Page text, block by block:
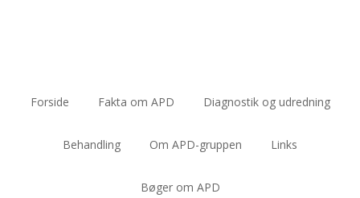
Forside Fakta om APD Diagnostik og udredning
Behandling Om APD-gruppen Links
Bøger om APD